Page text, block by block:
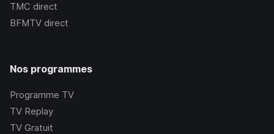
TMC direct
BFMTV direct
Nos programmes
Programme TV
TV Replay
TV Gratuit